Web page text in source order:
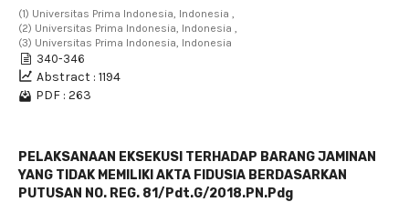
(1) Universitas Prima Indonesia, Indonesia ,
(2) Universitas Prima Indonesia, Indonesia ,
(3) Universitas Prima Indonesia, Indonesia
340-346
Abstract : 1194
PDF : 263
PELAKSANAAN EKSEKUSI TERHADAP BARANG JAMINAN
YANG TIDAK MEMILIKI AKTA FIDUSIA BERDASARKAN
PUTUSAN NO. REG. 81/Pdt.G/2018.PN.Pdg